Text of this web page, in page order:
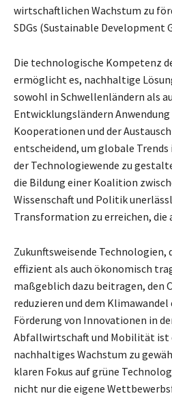
wirtschaftlichen Wachstum zu
SDGs (Sustainable Development
Die technologische Kompetenz
ermöglicht es, nachhaltige
sowohl in Schwellenländern als
Entwicklungsländern
Kooperationen und der
entscheidend, um globale
der Technologiewende zu
die Bildung einer Koalition
Wissenschaft und Politik
Transformation zu erreichen, die
Zukunftsweisende Technologien,
effizient als auch ökonomisch
maßgeblich dazu beitragen, den
reduzieren und dem
Förderung von Innovationen in
Abfallwirtschaft und Mobilität ist
nachhaltiges Wachstum zu
klaren Fokus auf grüne
nicht nur die eigene